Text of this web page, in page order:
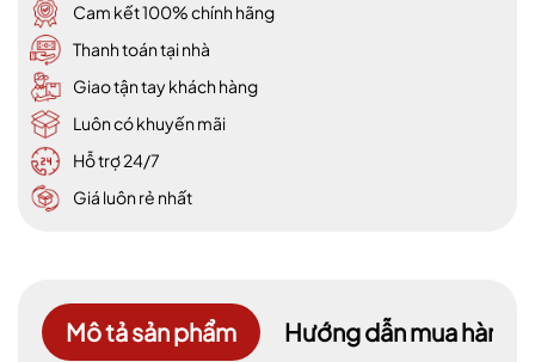
Cam kết 100% chính hãng
Thanh toán tại nhà
Giao tận tay khách hàng
Luôn có khuyến mãi
Hỗ trợ 24/7
Giá luôn rẻ nhất
Mô tả sản phẩm Hướng dẫn mua hàng